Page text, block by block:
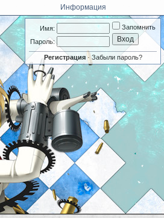
Имя:
Пароль:
Запомнить
Регистрация·Забыли пароль?
Информация